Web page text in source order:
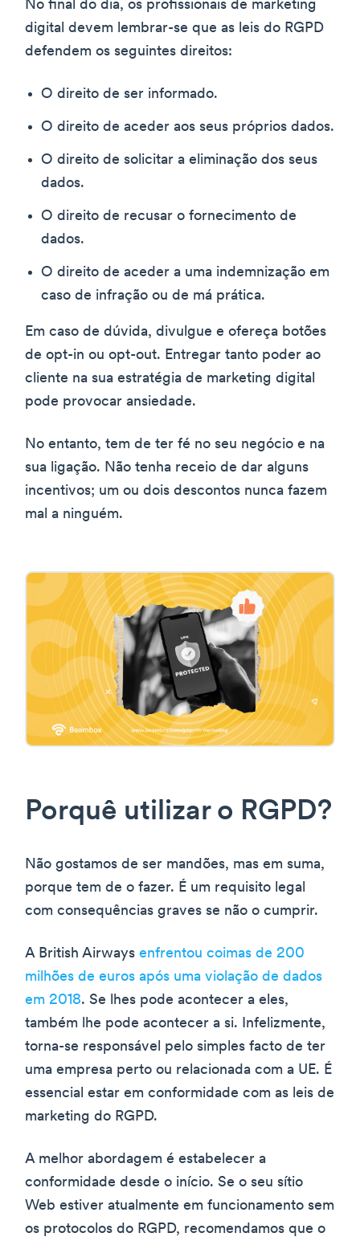
No final do dia, os profissionais de marketing
digital devem lembrar-se que as leis do RGPD
defendem os seguintes direitos:
O direito de ser informado.
O direito de aceder aos seus próprios dados.
O direito de solicitar a eliminação dos seus
dados.
O direito de recusar o fornecimento de
dados.
O direito de aceder a uma indemnização em
caso de infração ou de má prática.
Em caso de dúvida, divulgue e ofereça botões
de opt-in ou opt-out. Entregar tanto poder ao
cliente na sua estratégia de marketing digital
pode provocar ansiedade.
No entanto, tem de ter fé no seu negócio e na
sua ligação. Não tenha receio de dar alguns
incentivos; um ou dois descontos nunca fazem
mal a ninguém.
Porquê utilizar o RGPD?
Não gostamos de ser mandões, mas em suma,
porque tem de o fazer. É um requisito legal
com consequências graves se não o cumprir.
A British Airways enfrentou coimas de 200
milhões de euros após uma violação de dados
em 2018. Se lhes pode acontecer a eles,
também lhe pode acontecer a si. Infelizmente,
torna-se responsável pelo simples facto de ter
uma empresa perto ou relacionada com a UE. É
essencial estar em conformidade com as leis de
marketing do RGPD.
A melhor abordagem é estabelecer a
conformidade desde o início. Se o seu sítio
Web estiver atualmente em funcionamento sem
os protocolos do RGPD, recomendamos que o